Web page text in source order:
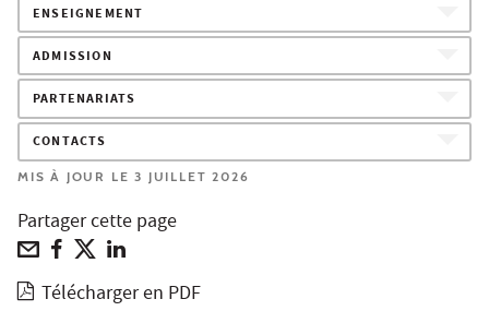
ENSEIGNEMENT
ADMISSION
PARTENARIATS
CONTACTS
MIS À JOUR LE 3 JUILLET 2026
Partager cette page
Télécharger en PDF